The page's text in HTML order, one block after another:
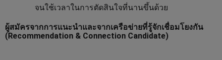
จนใช้เวลาในการตัดสินใจที่นานขึ้นด้วย
ผู้สมัครจากการแนะนำและจากเครือข่ายที่รู้จักเชื่อมโยงกัน
(Recommendation & Connection Candidate)